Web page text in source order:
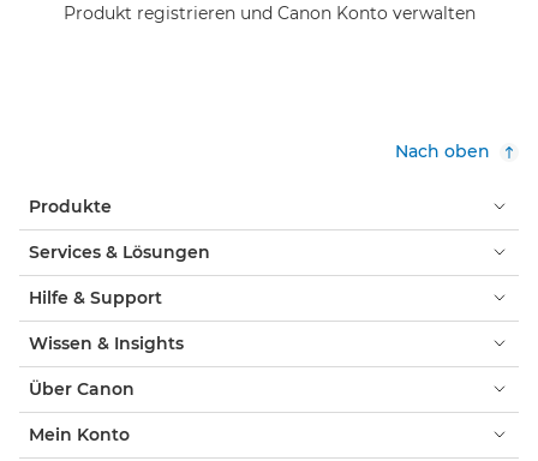
Produkt registrieren und Canon Konto verwalten
Nach oben
Produkte
Services & Lösungen
Hilfe & Support
Wissen & Insights
Über Canon
Mein Konto